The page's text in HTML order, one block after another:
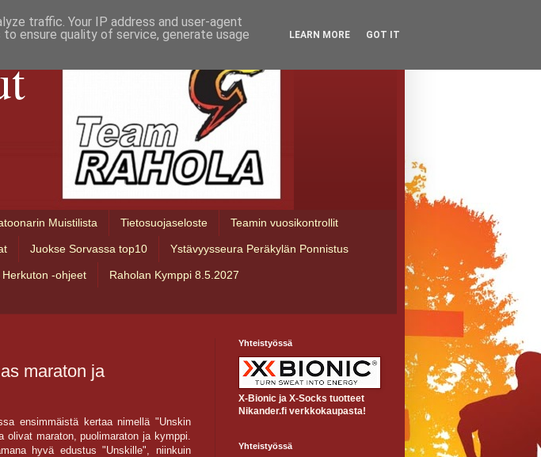
Muistilista Tietosuojaseloste Teamin vuosikontrollit
Juokse Sorvassa top10 Ystävyysseura Peräkylän Ponnistus
Herkuton -ohjeet Raholan Kymppi 8.5.2027
maraton ja
ensimmäistä kertaa nimellä "Unskin
maraton, puolimaraton ja kymppi.
hyvä edustus "Unskille", niinkuin
Yhteistyössä
X-Bionic ja X-Socks tuotteet
Nikander.fi verkkokaupasta!
Yhteistyössä
traffic. Your IP address and user-agent
ensure quality of service, generate usage
LEARN MORE GOT IT